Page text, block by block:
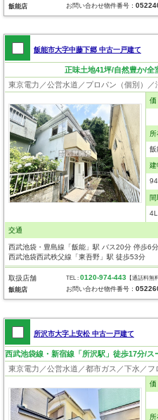
飯能店 お問い合わせ物件番号：
飯能市大字中藤下郷 中古一戸建て
正味土地41坪/自然豊か/全
飯
建
間
交通
西武池袋・豊島線「飯能」駅 バス20分 停歩6分
西武池袋西武秩父線「東吾野」駅 徒歩53分
取扱店舗
飯能店
TEL :0120-974-443 【通話料無
お問い合わせ物件番号：
所沢市大字上安松 中古一戸建て
東京電力／公営水道／都市ガス／下水／フ